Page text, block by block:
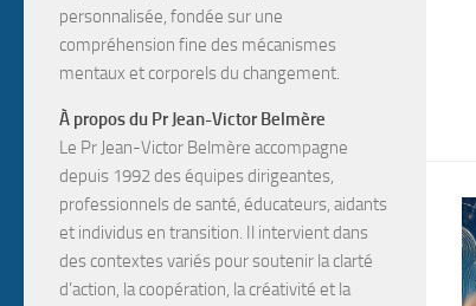
personnalisée, fondée sur une
compréhension fine des mécanismes
mentaux et corporels du changement.
À propos du Pr Jean-Victor Belmère
Le Pr Jean-Victor Belmère accompagne
depuis 1992 des équipes dirigeantes,
professionnels de santé, éducateurs, aidants
et individus en transition. Il intervient dans
des contextes variés pour soutenir laclarté
d’action, la coopération, la créativité et la